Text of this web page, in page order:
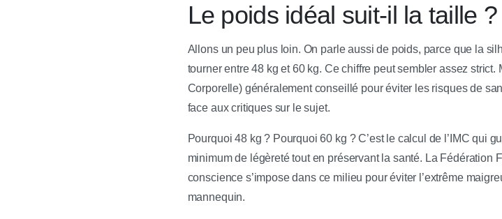
Le poids idéal suit-il la taille ?
Allons un peu plus loin. On parle aussi de poids, parce que la
tourner entre 48 kg et 60 kg. Ce chiffre peut sembler assez
Corporelle) généralement conseillé pour éviter les risques de
face aux critiques sur le sujet.
Pourquoi 48 kg ? Pourquoi 60 kg ? C’est le calcul de l’IMC qui
minimum de légèreté tout en préservant la santé. La Fédération
conscience s’impose dans ce milieu pour éviter l’extrême
mannequin.